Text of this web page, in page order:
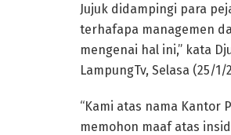
Jujuk didampingi para
terhafapa managemen
mengenai hal ini,” kata
LampungTv, Selasa (25/
“Kami atas nama Kantor
memohon maaf atas